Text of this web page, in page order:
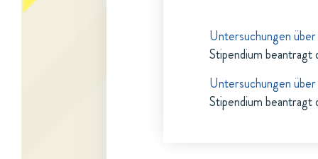
Untersuchungen
Stipendium beantragt
Untersuchungen
Stipendium beantragt